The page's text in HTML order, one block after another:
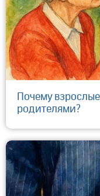
​Почему
родителями?